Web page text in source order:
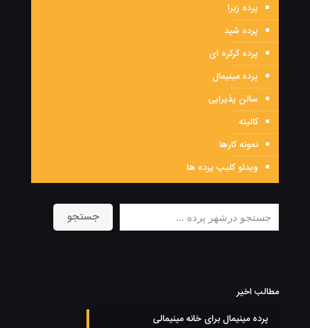
پرده زبرا
پرده شید
پرده کرکره ای
پرده مینیمال
سالن پذیرایی
کالیته
نمونه کارها
ویدئو کلیپ پرده ها
جستجو جستجو
مطالب اخیر
پرده مینیمال برای خانه مینیمالی